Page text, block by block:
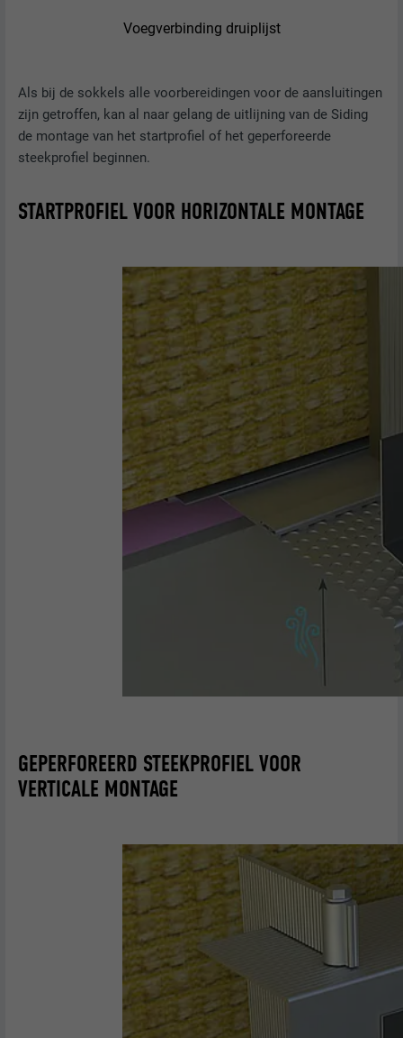
Voegverbinding druiplijst
Als bij de sokkels alle voorbereidingen voor de aansluitingen
zijn getroffen, kan al naar gelang de uitlijning van de Siding
de montage van het startprofiel of het geperforeerde
steekprofiel beginnen.
STARTPROFIEL VOOR HORIZONTALE MONTAGE
GEPERFOREERD STEEKPROFIEL VOOR
VERTICALE MONTAGE